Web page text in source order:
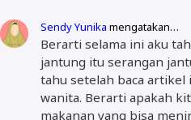
Sendy Yunika mengatakan…
Berarti selama ini aku
jantung itu serangan
tahu setelah baca artikel
wanita. Berarti apakah
makanan yang bisa